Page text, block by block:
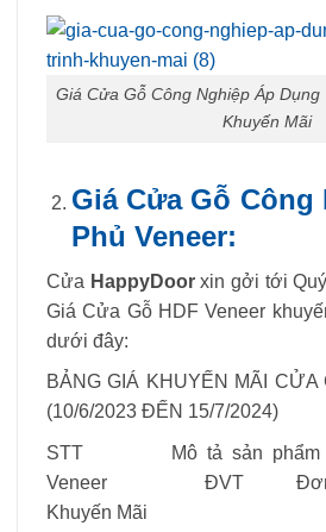
Giá Cửa Gỗ Công Nghiệp Áp
Khuyến Mãi
Giá Cửa Gỗ Công
Phủ Veneer:
Cửa HappyDoorxin gởi tới
Giá Cửa Gỗ HDF Veneer
dưới đây:
BẢNG GIÁ KHUYẾN MÃI CỬA
(10/6/2023 ĐẾN 15/7/2024)
STT Mô tả sản phẩm
Veneer ĐVT Đơn
Khuyến Mãi